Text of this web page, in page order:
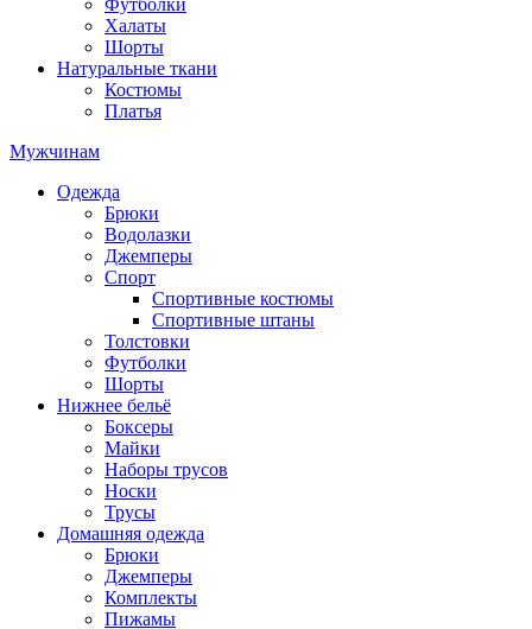
Халаты
Шорты
Натуральные ткани
Костюмы
Платья
Мужчинам
Одежда
Брюки
Водолазки
Джемперы
Спорт
Спортивные костюмы
Спортивные штаны
Толстовки
Футболки
Шорты
Нижнее бельё
Боксеры
Майки
Наборы трусов
Носки
Трусы
Домашняя одежда
Брюки
Джемперы
Комплекты
Пижамы